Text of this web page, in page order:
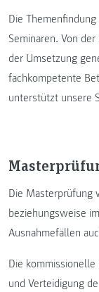
Die
Seminaren. Von
der Umsetzung
fachkompetente
unterstützt unsere
Die Masterprüfung
beziehungsweise
Ausnahmefällen
Die
und Verteidigung